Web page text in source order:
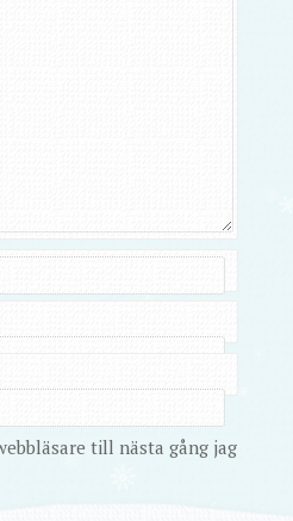
till nästa gång jag